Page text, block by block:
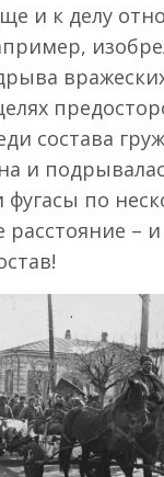
и к делу
состава
и
фугасы по
расстояние –